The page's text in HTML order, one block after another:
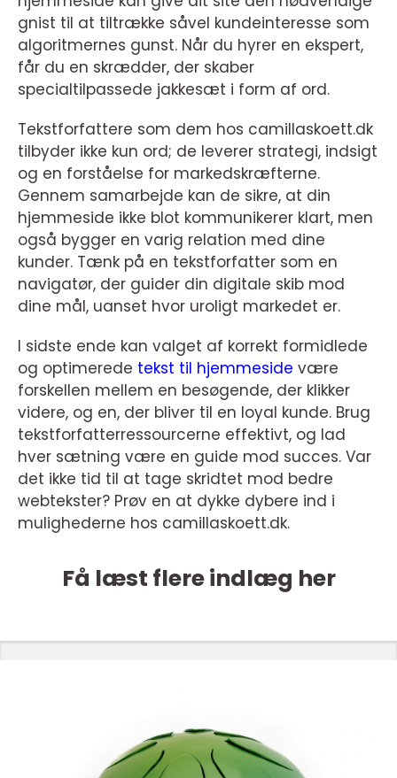
gnist til at tiltrække såvel kundeinteresse som
algoritmernes gunst. Når du hyrer en ekspert,
får du en skrædder, der skaber
specialtilpassede jakkesæt i form af ord.
Tekstforfattere som dem hos camillaskoett.dk
tilbyder ikke kun ord; de leverer strategi, indsigt
og en forståelse for markedskræfterne.
Gennem samarbejde kan de sikre, at din
hjemmeside ikke blot kommunikerer klart, men
også bygger en varig relation med dine
kunder. Tænk på en tekstforfatter som en
navigatør, der guider din digitale skib mod
dine mål, uanset hvor uroligt markedet er.
I sidste ende kan valget af korrekt formidlede
og optimerede tekst til hjemmeside være
forskellen mellem en besøgende, der klikker
videre, og en, der bliver til en loyal kunde. Brug
tekstforfatterressourcerne effektivt, og lad
hver sætning være en guide mod succes. Var
det ikke tid til at tage skridtet mod bedre
webtekster? Prøv en at dykke dybere ind i
mulighederne hos camillaskoett.dk.
Få læst flere indlæg her